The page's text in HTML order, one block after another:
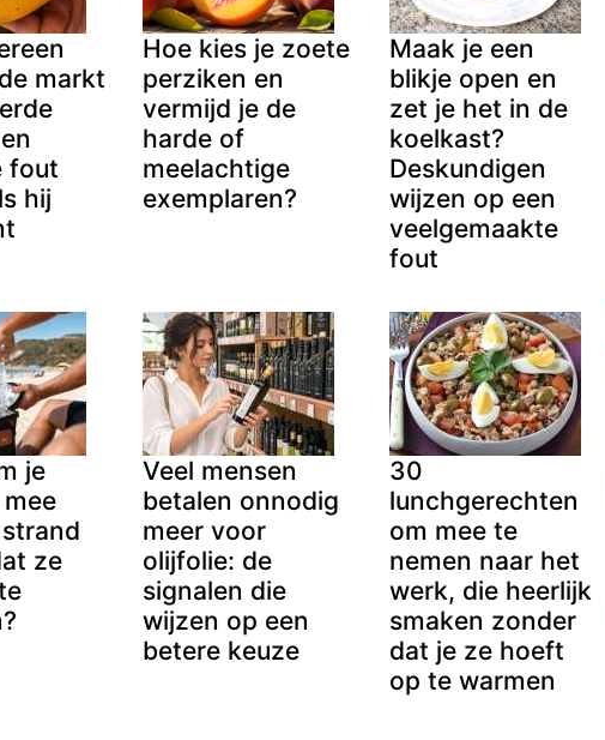
markt
fout
hij
Hoe kies je zoete
perziken en
vermijd je de
harde of
meelachtige
exemplaren?
Maak je een
blikje open en
zet je het in de
koelkast?
Deskundigen
wijzen op een
veelgemaakte
fout
je
ze
Veel mensen
betalen onnodig
meer voor
olijfolie: de
signalen die
wijzen op een
betere keuze
30
lunchgerechten
om mee te
nemen naar het
werk, die heerlijk
smaken zonder
dat je ze hoeft
op te warmen